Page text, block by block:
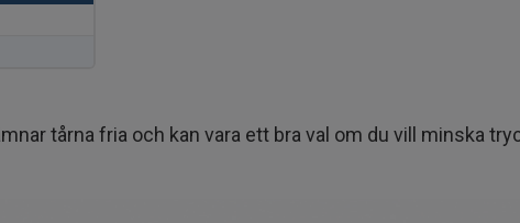
tårna fria och kan vara ett bra val om du vill minska